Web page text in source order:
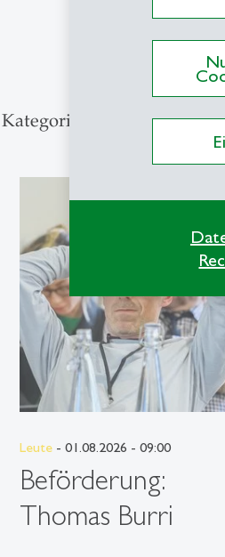
Leute - 01.08.2026 - 09:00
Beförderung:
Thomas Burri